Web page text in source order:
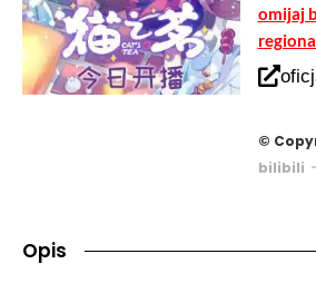
omijaj
©
bilibili -
Opis